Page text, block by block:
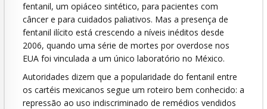
fentanil, um opiáceo sintético, para pacientes com
câncer e para cuidados paliativos. Mas a presença de
fentanil ilícito está crescendo a níveis inéditos desde
2006, quando uma série de mortes por overdose nos
EUA foi vinculada a um único laboratório no México.
Autoridades dizem que a popularidade do fentanil entre
os cartéis mexicanos segue um roteiro bem conhecido: a
repressão ao uso indiscriminado de remédios vendidos